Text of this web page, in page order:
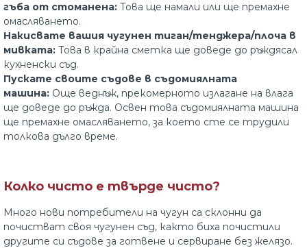
гъба от стоманена: Това ще намали или ще премахне
омасляването.
Накисвате вашия чугунен тиган/тенджера/плоча в
мивката: Това в крайна сметка ще доведе до ръждясал
кухненски съд.
Пускате своите съдове в съдомиялната
машина: Още веднъж, прекомерното излагане на влага
ще доведе до ръжда. Освен това съдомиялната машина
ще премахне омасляването, за което сте се трудили
толкова дълго време.
Колко чисто е твърде чисто?
Много нови потребители на чугун са склонни да
почистват своя чугунен съд, както биха почистили
другите си съдове за готвене и сервиране без желязо.